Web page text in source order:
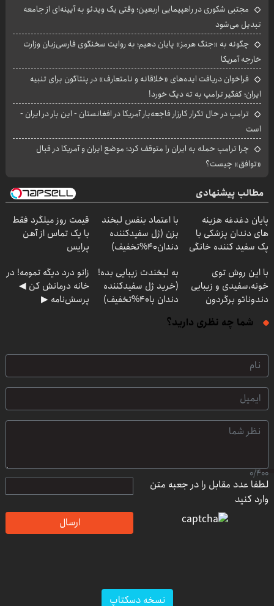
مجتبی شکوری در راهپیمایی اربعین؛ وقتی یک ویدئو به آیینه‌ای از جامعه
تبدیل می‌شود
چگونه به «جنگ هرمز» پایان دهیم؛ به روایت سخنگوی فارسی‌زبان وزارت
خارجه آمریکا
فراخوان دریافت ایده‌های «خلاقانه و نامتعارف» در پنتاگون برای تنبیه
ایران؛ کفگیر ترامپ به ته دیگ خورد!
ترامپ در حال تکرار کارزار فاجعه‌بار آمریکا در افغانستان - این بار در ایران -
است
چرا ترامپ حمله به ایران را متوقف کرد؛ موضع ایران و آمریکا در قبال
«توافق» چیست؟
مطالب پیشنهادی
پایان دغدغه هزینه
های دندان پزشکی با
پک سفید کننده خانگی
با اعتماد بنفس لبخند
بزن (ژل سفیدکننده
دندان40%تخفیف)
قیمت روز میلگرد فقط
با یک تماس از آهن
پرایس
با این روش توی
خونه،سفیدی و زیبایی
دندوناتو برگردون
به لبخندت زیبایی بده!
(خرید ژل سفیدکننده
دندان با40%تخفیف)
زانو درد دیگه تمومه! در
خانه درمانش کن ◀
پرسش‌نامه ▶
شما چه نظری دارید؟
0/400
لطفا عدد مقابل را در جعبه متن
وارد کنید
ارسال
نسخه دسکتاپ